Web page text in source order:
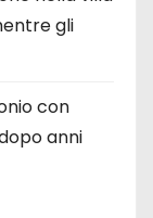
gli
con
anni